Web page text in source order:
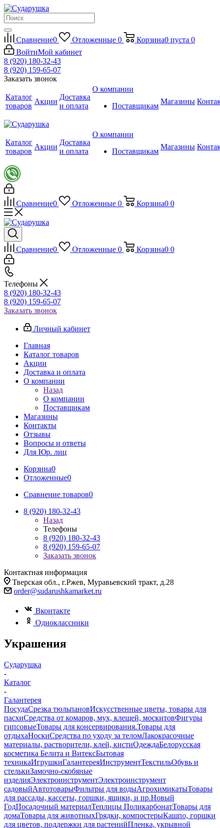
Сравнение0 Отложенные 0 Корзина0 пуста 0
ВойтиМой кабинет
8 (920) 180-32-43
8 (920) 159-65-07
Заказать звонок
Каталог
товаров
Акции
Доставка
и оплата
О компании
Поставщикам
Магазины
Каталог
товаров
Акции
Доставка
и оплата
О компании
Поставщикам
Магазины
Сравнение0 Отложенные 0 Корзина0 0
Сравнение0 Отложенные 0 Корзина0 0
Телефоны
8 (920) 180-32-43
8 (920) 159-65-07
Заказать звонок
Личный кабинет
Главная
Каталог товаров
Акции
Доставка и оплата
О компании
Назад
О компании
Поставщикам
Магазины
Контакты
Отзывы
Вопросы и ответы
Для Юр. лиц
Корзина0
Отложенные0
Сравнение товаров0
8 (920) 180-32-43
Назад
Телефоны
8 (920) 180-32-43
8 (920) 159-65-07
Заказать звонок
Контактная информация
Тверская обл., г.Ржев, Муравьевский тракт, д.28
order@sudarushkamarket.ru
Вконтакте
Одноклассники
Украшения
Сударушка
-
Каталог
-
Галантерея
ПосудаСрезка тюльпановИскусственные цветы, товары для
пасхиСредства от комаров, мух, клещей, москитовФигуры
гипсовыеТовары для консервирования.Товары для
отдыхаНоскиСредства по уходу за теломЛакокрасочные
материалы, растворители, клей, кистиОдеждаБелорусская
косметика Белита и ВитексБытовая
техникаИгрушкиГалантереяИнструментТекстильОбувь и
стелькиЗамочно-скобяные
изделияЭлектроинструментЭлектроинструмент
садовыйАвтотоварыФильтры для водыАгрохимикатыТовары
для рассады, кассеты, горшки, ящики, и пр.Новый
ГодПосадочный материалТеплицы ПоликарбонатТовары для
домаТовары для животныхГрядки, компостерыКашпо, горшки
для цветов, поддержки для растенийПленка, укрывной